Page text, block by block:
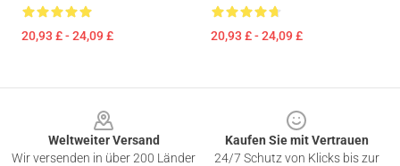
20,93 £ - 24,09 £ 20,93 £ - 24,09 £
Weltweiter Versand
Wir versenden in über 200 Länder
Kaufen Sie mit Vertrauen
24/7 Schutz von Klicks bis zur